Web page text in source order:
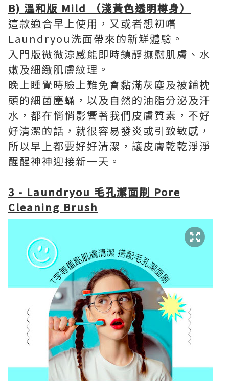
B) 溫和版 Mild （淺黃色透明樽身）
這款適合早上使用，又或者想初嚐
Laundryou洗面帶來的新鮮體驗。
入門版微微涼感能即時鎮靜撫慰肌膚、水
嫩及細緻肌膚紋理。
晚上睡覺時臉上難免會黏滿灰塵及被鋪枕
頭的細菌塵蟎，以及自然的油脂分泌及汗
水，都在悄悄影響著我們皮膚質素，不好
好清潔的話，就很容易發炎或引致敏感，
所以早上都要好好清潔，讓皮膚乾乾淨淨
醒醒神神迎接新一天。
3 - Laundryou 毛孔潔面刷 Pore
Cleaning Brush